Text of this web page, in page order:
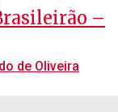
–
de Oliveira